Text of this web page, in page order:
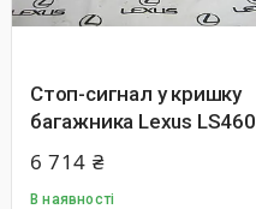
Стоп-сигнал у кришку
багажника Lexus LS460
6 714 ₴
В наявності